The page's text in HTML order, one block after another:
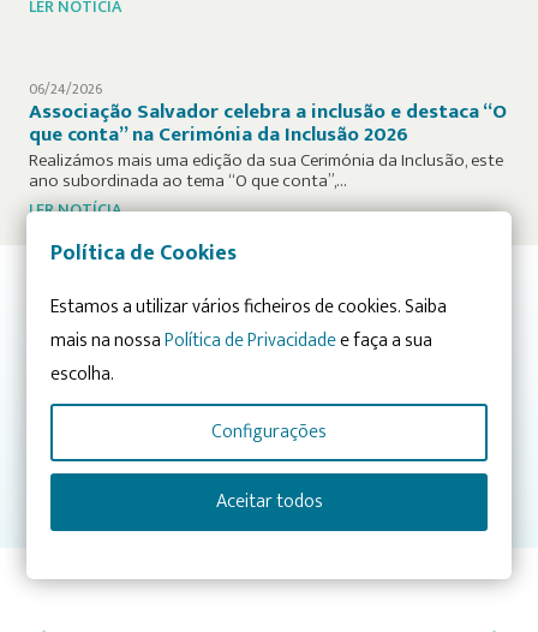
LER NOTÍCIA
06/24/2026
Associação Salvador celebra a inclusão e destaca “O
que conta” na Cerimónia da Inclusão 2026
Realizámos mais uma edição da sua Cerimónia da Inclusão, este
ano subordinada ao tema “O que conta”,…
LER NOTÍCIA
Já conhece os nossos projetos? Descubra-os nas Áreas de
Atuação:
CRESCIMENTO E ENVOLVIMENTO
Política de Cookies
Estamos a utilizar vários ficheiros de cookies. Saiba
mais na nossaPolítica de Privacidadee faça a sua
escolha.
Configurações
Aceitar todos